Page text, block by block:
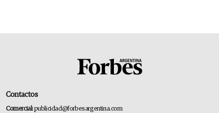
Contactos
Comercial:publicidad@forbesargentina.com